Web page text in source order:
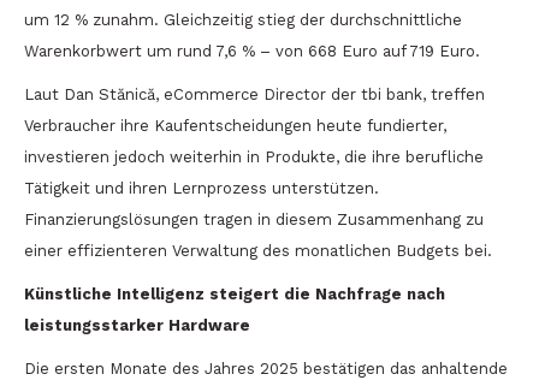
um 12 % zunahm. Gleichzeitig stieg der durchschnittliche
Warenkorbwert um rund 7,6 % – von 668 Euro auf 719 Euro.
Laut Dan Stănică, eCommerce Director der tbi bank, treffen
Verbraucher ihre Kaufentscheidungen heute fundierter,
investieren jedoch weiterhin in Produkte, die ihre berufliche
Tätigkeit und ihren Lernprozess unterstützen.
Finanzierungslösungen tragen in diesem Zusammenhang zu
einer effizienteren Verwaltung des monatlichen Budgets bei.
Künstliche Intelligenz steigert die Nachfrage nach
leistungsstarker Hardware
Die ersten Monate des Jahres 2025 bestätigen das anhaltende